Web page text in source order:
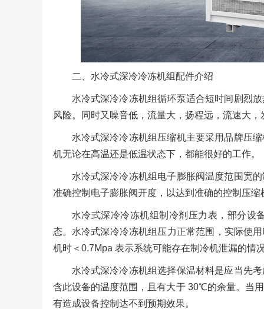
二、水冷式深冷冷冻机组配件介绍
水冷式深冷冷冻机组循环泵适合短时间剧烈
风险。同时又噪音低，流量大，扬程远，流速大
水冷式深冷冷冻机组压缩机主要采用品牌压
机无论在高温还是低温状态下，都能很好的工作。
水冷式深冷冷冻机组电子膨胀阀温度范围宽
准确控制电子膨胀阀开度，以达到准确的控制压
水冷式深冷冷冻机组制冷剂压力表，部分设
态。水冷式深冷冷冻机组压力正常范围，实际使
机时＜0.7Mpa 表示系统可能存在制冷机泄漏的情
水冷式深冷冷冻机组选择保温材料是应当先
含此设备的温度范围，且有大于 30℃的余量。当
有造成设备控制达不到预期效果。